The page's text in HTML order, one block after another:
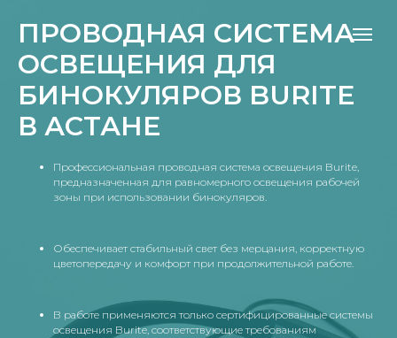
ПРОВОДНАЯ СИСТЕМА
ОСВЕЩЕНИЯ ДЛЯ
БИНОКУЛЯРОВ BURITE
В АСТАНЕ
Профессиональная проводная система освещения Burite,
предназначенная для равномерного освещения рабочей
зоны при использовании бинокуляров.
Обеспечивает стабильный свет без мерцания, корректную
цветопередачу и комфорт при продолжительной работе.
В работе применяются только сертифицированные системы
освещения Burite, соответствующие требованиям